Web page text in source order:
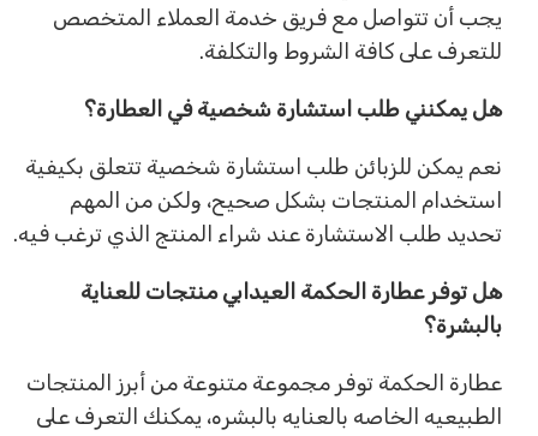
يجب أن تتواصل مع فريق خدمة العملاء المتخصص
للتعرف على كافة الشروط والتكلفة.
هل يمكنني طلب استشارة شخصية في العطارة؟
نعم يمكن للزبائن طلب استشارة شخصية تتعلق بكيفية
استخدام المنتجات بشكل صحيح، ولكن من المهم
تحديد طلب الاستشارة عند شراء المنتج الذي ترغب فيه.
هل توفر عطارة الحكمة العيدابي منتجات للعناية
بالبشرة؟
عطارة الحكمة توفر مجموعة متنوعة من أبرز المنتجات
الطبيعيه الخاصه بالعنايه بالبشره، يمكنك التعرف على